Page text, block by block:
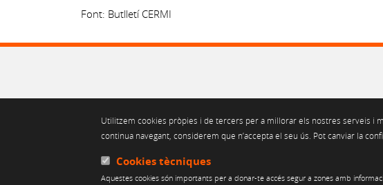
Utilitzem cookies pròpies i de tercers per a millorar els nostres serveis i
continua navegant, considerem que n’accepta el seu ús. Pot canviar la
Cookies tècniques
Aquestes cookies són importants per a donar-te accés segur a zones amb
Font: Butlletí CERMI
Tel.